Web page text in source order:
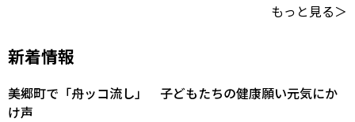
もっと見る＞
新着情報
美郷町で「舟ッコ流し」 子どもたちの健康願い元気にか
け声